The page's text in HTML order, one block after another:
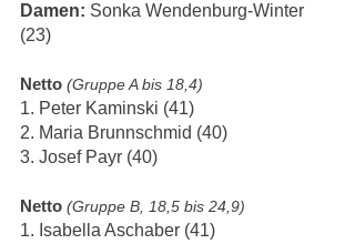
Damen: Sonka Wendenburg-Winter
(23)
Netto (Gruppe A bis 18,4)
1. Peter Kaminski (41)
2. Maria Brunnschmid (40)
3. Josef Payr (40)
Netto (Gruppe B, 18,5 bis 24,9)
1. Isabella Aschaber (41)